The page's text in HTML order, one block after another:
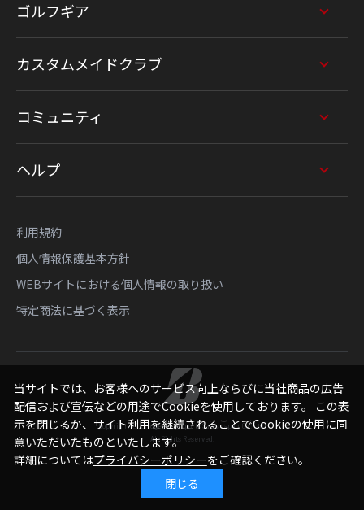
ゴルフギア
カスタムメイドクラブ
コミュニティ
ヘルプ
利用規約
個人情報保護基本方針
WEBサイトにおける個人情報の取り扱い
特定商法に基づく表示
Copyright © Bridgestone Sports Sales Japan Co., Ltd.
All Rights Reserved.
当サイトでは、お客様へのサービス向上ならびに当社商品の広告
配信および宣伝などの用途でCookieを使用しております。 この表
示を閉じるか、サイト利用を継続されることでCookieの使用に同
意いただいたものといたします。
詳細についてはプライバシーポリシーをご確認ください。
閉じる